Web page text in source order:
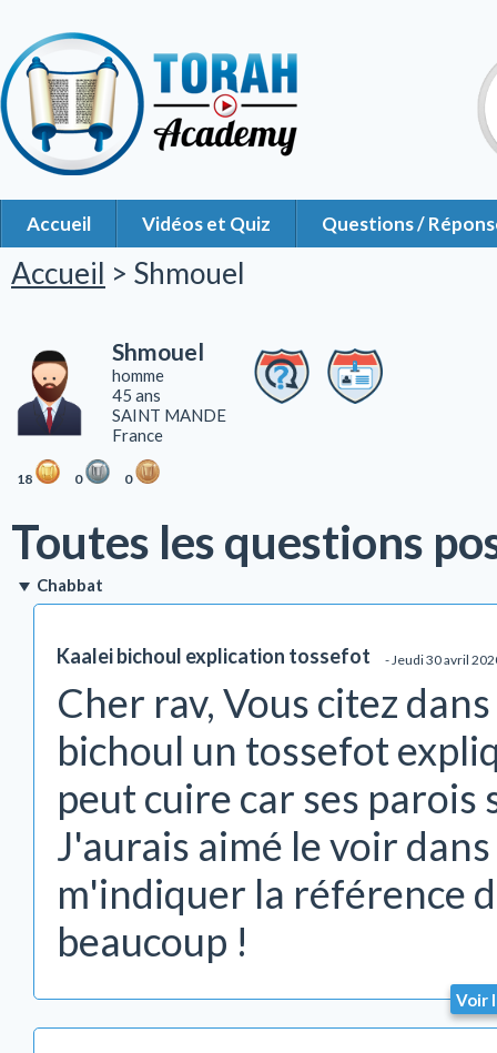
Accueil Vidéos et Quiz Questions /
Accueil > Shmouel
Shmouel
homme
45 ans
SAINT MANDE
France
18 0 0
Toutes les questions
Chabbat
Kaalei bichoul explication tossefot - Jeudi 30 avril
Cher rav, Vous citez
bichoul un tossefot
peut cuire car ses
J'aurais aimé le voir
m'indiquer la référence
beaucoup !
Voir